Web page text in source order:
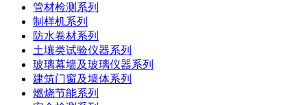
管材检测系列
制样机系列
防水卷材系列
土壤类试验仪器系列
玻璃幕墙及玻璃仪器系列
建筑门窗及墙体系列
燃烧节能系列